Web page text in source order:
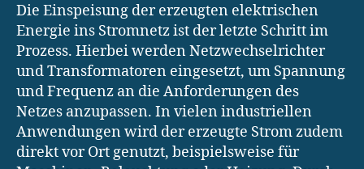
Die Einspeisung der erzeugten elektrischen
Energie ins Stromnetz ist der letzte Schritt im
Prozess. Hierbei werden Netzwechselrichter
und Transformatoren eingesetzt, um Spannung
und Frequenz an die Anforderungen des
Netzes anzupassen. In vielen industriellen
Anwendungen wird der erzeugte Strom zudem
direkt vor Ort genutzt, beispielsweise für